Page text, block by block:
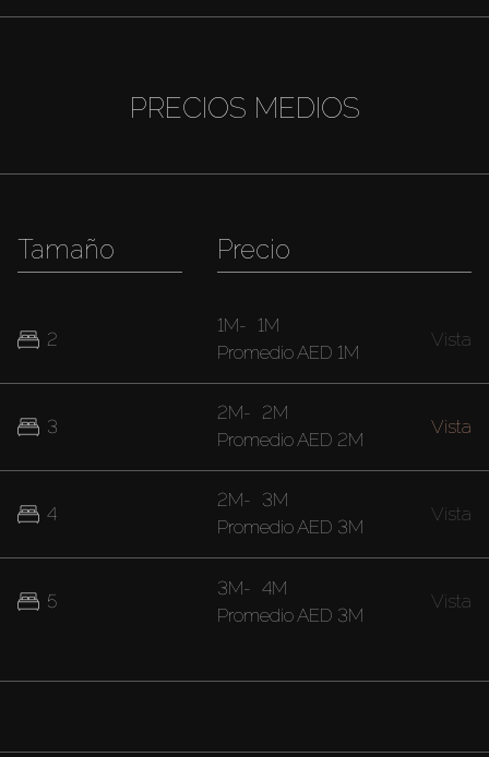
PRECIOS MEDIOS
Tamaño
2
3
4
5
Precio
1M- 1M
PromedioAED 1M
Vista
2M- 2M
PromedioAED 2M
Vista
2M- 3M
PromedioAED 3M
Vista
3M- 4M
Promedio AED 3M
Vista